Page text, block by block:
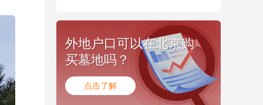
外地户口可以在北京购
买墓地吗？
点击了解